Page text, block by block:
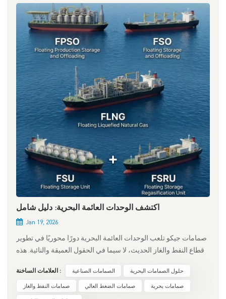
اكتشف الوحدات العائمة البحرية: دليل شامل
Jan 19, 2026
صمامات جيكو تلعب الوحدات العائمة البحرية دورًا محوريًا في تطوير
قطاع النفط والغاز الحديث، لا سيما في الحقول العميقة والنائية. هذه
البحرية بمرونة وأمان. فيما يلي، تُعرّفكم شركة GEKO Valves بأهم
خمس منشآت عائمة بحرية ووظائفها. 1. وحدة الإنتاج والتخزين
العلامات الساخنة : الصمامات الصناعية
حلول الصمامات البحرية
صمامات النفط والغاز
صمامات الضغط العالي
صمامات بحرية